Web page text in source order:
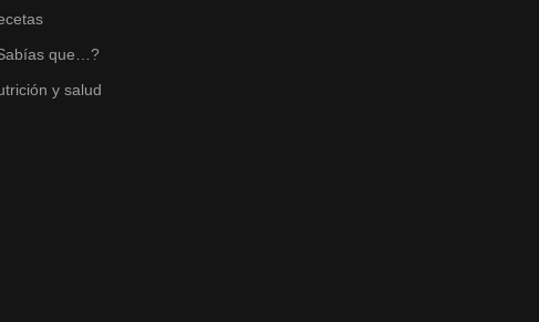
que…?
y salud